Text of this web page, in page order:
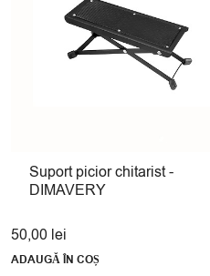
Suport picior chitarist -
DIMAVERY
50,00 lei
ADAUGĂ ÎN COȘ